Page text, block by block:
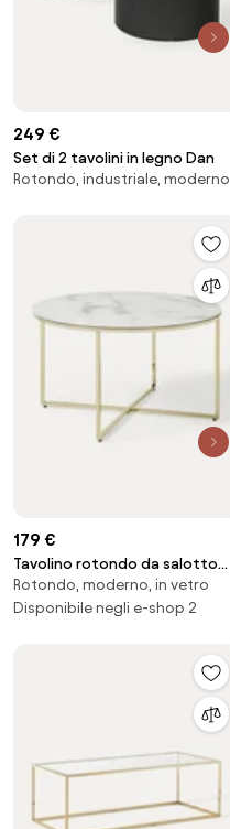
249 €
Set di 2 tavolini in legno Dan
Rotondo, industriale, moderno
179 €
Tavolino rotondo da salotto
con piano in vetro effetto
marmo Antigua
Rotondo, moderno, in vetro
Disponibile negli e-shop 2